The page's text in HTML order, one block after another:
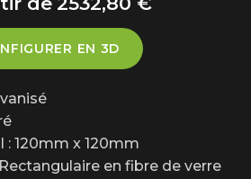
EN 3D
120mm x 120mm
en fibre de verre